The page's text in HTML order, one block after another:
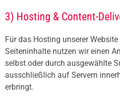
3) Hosting & Content-
Für das Hosting unserer
Seiteninhalte nutzen wir einen
selbst oder durch ausgewählte
ausschließlich auf Servern
erbringt.